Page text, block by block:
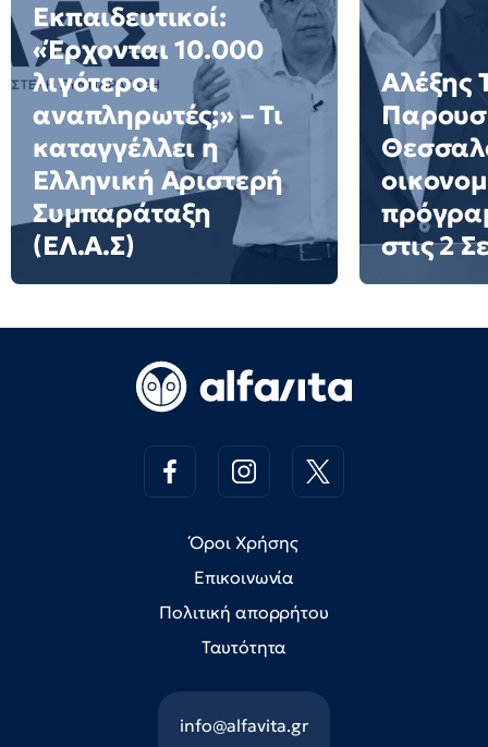
Εκπαιδευτικοί:
«Έρχονται 10.000
λιγότεροι
αναπληρωτές;» – Τι
καταγγέλλει η
Ελληνική Αριστερή
Συμπαράταξη
(ΕΛ.Α.Σ)
Αλέξης
στις 2
Όροι Χρήσης
Επικοινωνία
Πολιτική απορρήτου
Ταυτότητα
info@alfavita.gr